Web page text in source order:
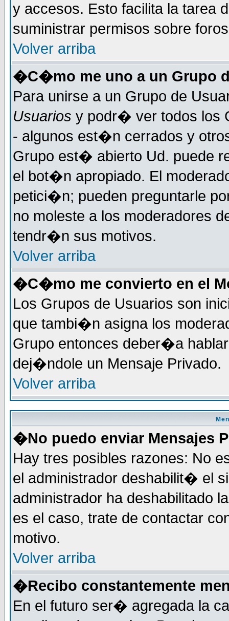
y accesos. Esto facilita la tarea
suministrar permisos sobre
Volver arriba
�C�mo me uno a un Grupo
Para unirse a un Grupo de
Usuarios y podr� ver todos los
- algunos est�n cerrados y
Grupo est� abierto Ud. puede
el bot�n apropiado. El
petici�n; pueden preguntarle
no moleste a los moderadores
tendr�n sus motivos.
Volver arriba
�C�mo me convierto en el
Los Grupos de Usuarios son
que tambi�n asigna los
Grupo entonces deber�a
dej�ndole un Mensaje Privado.
Volver arriba
�No puedo enviar Mensajes
Hay tres posibles razones: No
el administrador deshabilit� el
administrador ha deshabilitado
es el caso, trate de contactar
motivo.
Volver arriba
�Recibo constantemente
En el futuro ser� agregada la